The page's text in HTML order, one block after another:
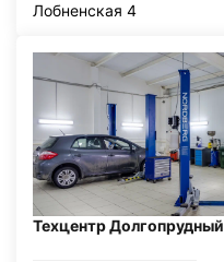
Лобненская 4
Техцентр Долгопрудный